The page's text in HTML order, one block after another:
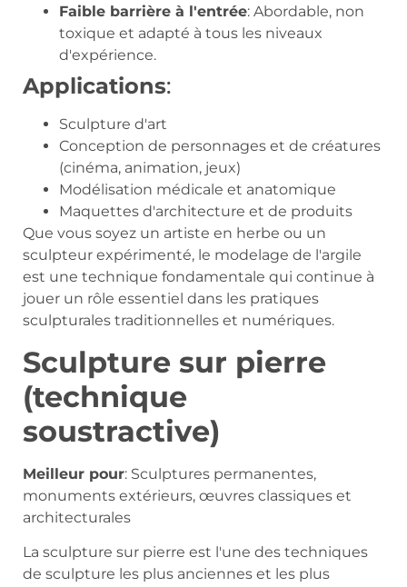
Faible barrière à l'entrée: Abordable, non
toxique et adapté à tous les niveaux
d'expérience.
Applications:
Sculpture d'art
Conception de personnages et de créatures
(cinéma, animation, jeux)
Modélisation médicale et anatomique
Maquettes d'architecture et de produits
Que vous soyez un artiste en herbe ou un
sculpteur expérimenté, le modelage de l'argile
est une technique fondamentale qui continue à
jouer un rôle essentiel dans les pratiques
sculpturales traditionnelles et numériques.
Sculpture sur pierre
(technique
soustractive)
Meilleur pour: Sculptures permanentes,
monuments extérieurs, œuvres classiques et
architecturales
La sculpture sur pierre est l'une des techniques
de sculpture les plus anciennes et les plus